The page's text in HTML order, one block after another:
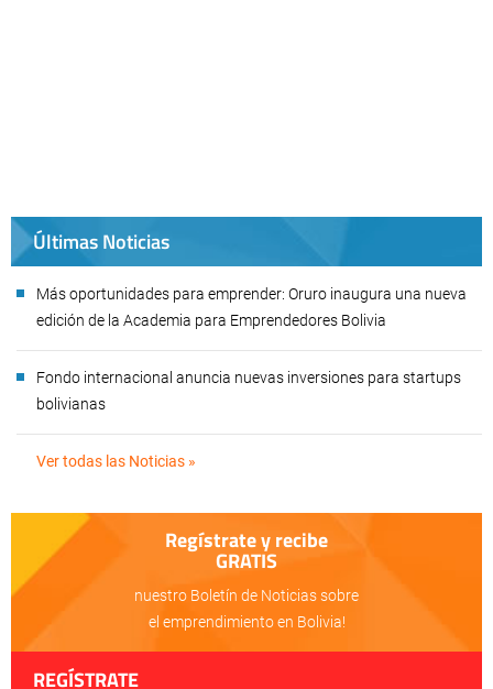
Últimas Noticias
Más oportunidades para emprender: Oruro inaugura una nueva
edición de la Academia para Emprendedores Bolivia
Fondo internacional anuncia nuevas inversiones para startups
bolivianas
Ver todas las Noticias »
Regístrate y recibe
GRATIS
nuestro Boletín de Noticias sobre
el emprendimiento en Bolivia!
REGÍSTRATE